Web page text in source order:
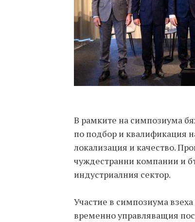
В рамките на симпозиума
по подбор и квалификация
локализация и качество.
чуждестранни компании и
индустриалния сектор.
Участие в симпозиума
временно управляващия